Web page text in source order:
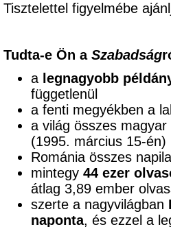
Tisztelettel figyelmébe
Tudta-e Ön a Szabadság
a legnagyobb
függetlenül
a fenti megyékben a
a világ összes
(1995. március 15-én)
Románia összes
mintegy 44 ezer
átlag 3,89 ember
szerte a nagyvilágban
naponta, és ezzel a